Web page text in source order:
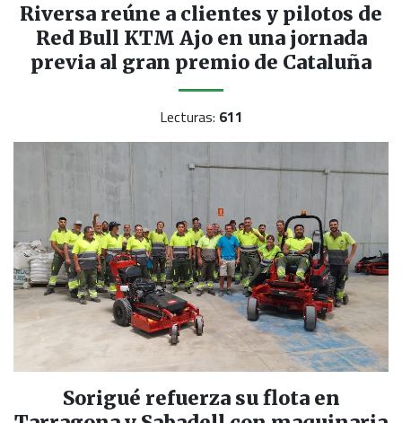
Riversa reúne a clientes y pilotos de
Red Bull KTM Ajo en una jornada
previa al gran premio de Cataluña
Lecturas: 611
Sorigué refuerza su flota en